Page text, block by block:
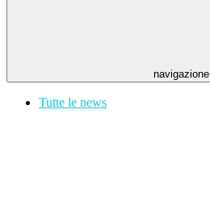
navigazione
Tutte le news